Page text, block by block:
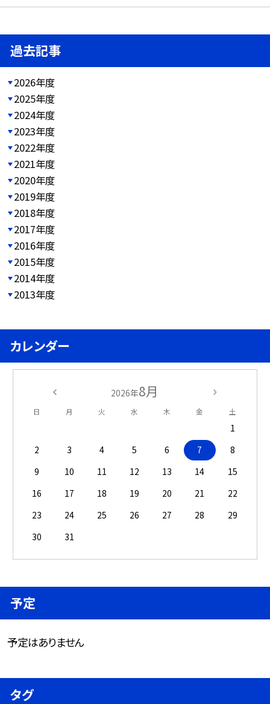
過去記事
2026年度
2025年度
2024年度
2023年度
2022年度
2021年度
2020年度
2019年度
2018年度
2017年度
2016年度
2015年度
2014年度
2013年度
カレンダー
2026年8月
日 月 火 水 木 金 土
1
2
3 4 5 6 7
8
9
10 11 12 13 14
15
16
17 18 19 20 21
22
23
24 25 26 27 28
29
30
31
予定
予定はありません
タグ